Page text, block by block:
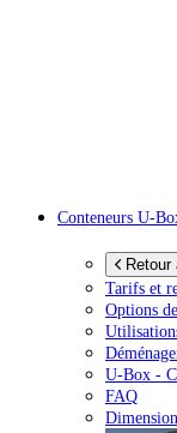
Conteneurs U-
Retour
Tarifs et
Options
U-Box -
FAQ